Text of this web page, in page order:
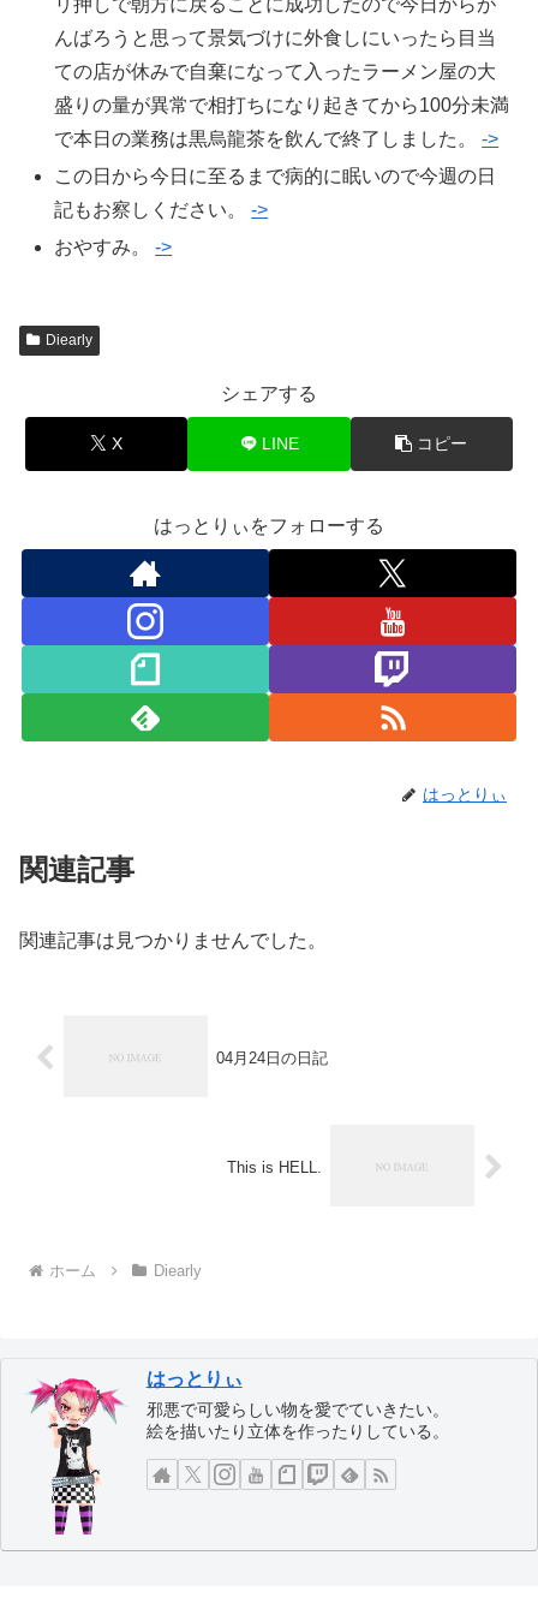
んばろうと思って景気づけに外食しにいったら目当
ての店が休みで自棄になって入ったラーメン屋の大
盛りの量が異常で相打ちになり起きてから100分未満
で本日の業務は黒烏龍茶を飲んで終了しました。->
この日から今日に至るまで病的に眠いので今週の日
記もお察しください。->
おやすみ。->
Diearly
シェアする
X LINE コピー
はっとりぃをフォローする
はっとりぃ
関連記事
関連記事は見つかりませんでした。
04月24日の日記
This is HELL.
ホーム Diearly
はっとりぃ
邪悪で可愛らしい物を愛でていきたい。
絵を描いたり立体を作ったりしている。